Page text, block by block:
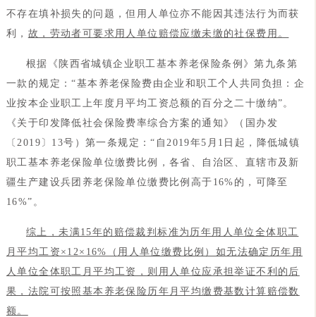
不存在填补损失的问题，但用人单位亦不能因其违法行为而获
利， 故，劳动者可要求用人单位赔偿应缴未缴的社保费用。
根据《陕西省城镇企业职工基本养老保险条例》第九条第
一款的规定：“基本养老保险费由企业和职工个人共同负担：企
业按本企业职工上年度月平均工资总额的百分之二十缴纳”。
《关于印发降低社会保险费率综合方案的通知》（国办发
〔2019〕13号）第一条规定：“自2019年5月1日起，降低城镇
职工基本养老保险单位缴费比例，各省、自治区、直辖市及新
疆生产建设兵团养老保险单位缴费比例高于16%的，可降至
16%”。
综上，未满15年的赔偿裁判标准为历年用人单位全体职工
月平均工资×12×16%（用人单位缴费比例）如无法确定历年用
人单位全体职工月平均工资，则用人单位应承担举证不利的后
果，法院可按照基本养老保险历年月平均缴费基数计算赔偿数
额。